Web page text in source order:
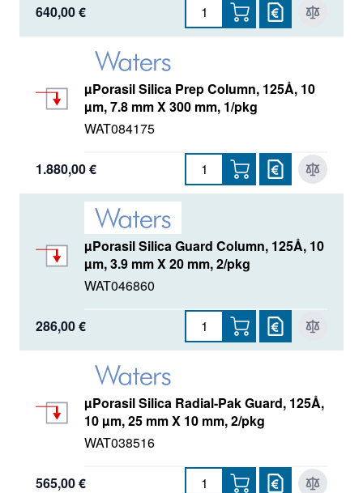
640,00 €
µPorasil Silica Prep Column, 125Å, 10
µm, 7.8 mm X 300 mm, 1/pkg
WAT084175
1.880,00 €
µPorasil Silica Guard Column, 125Å, 10
µm, 3.9 mm X 20 mm, 2/pkg
WAT046860
286,00 €
µPorasil Silica Radial-Pak Guard, 125Å,
10 µm, 25 mm X 10 mm, 2/pkg
WAT038516
565,00 €